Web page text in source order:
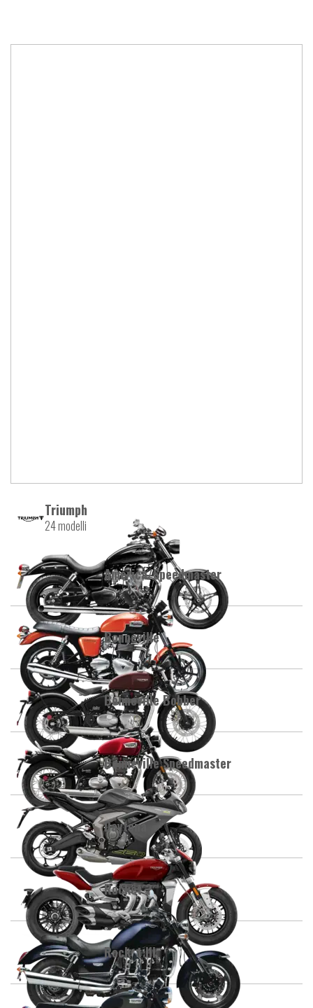
Triumph
24 modelli
America/Speedmaster
Bonneville
Bonneville Bobber
Bonneville Speedmaster
Daytona
Rocket 3
Rocket III